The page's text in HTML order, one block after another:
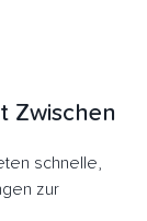
Zwischen
schnelle,
zur